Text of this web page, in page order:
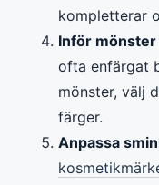
kompletterar
Inför
ofta enfärgat
mönster, välj
färger.
Anpassa